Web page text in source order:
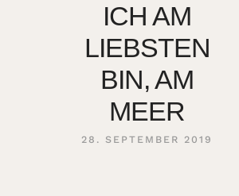
ICH AM
LIEBSTEN
BIN, AM
MEER
28. SEPTEMBER 2019